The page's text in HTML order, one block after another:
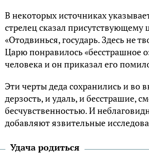
В некоторых источниках
стрелец сказал присутствующему
«Отодвинься, государь. Здесь не
Царю понравилось «бесстрашное
человека и он приказал его
Эти черты деда сохранились и во
дерзость, и удаль, и бесстрашие,
бесчувственностью. И
добавляют язвительные
Удача родиться